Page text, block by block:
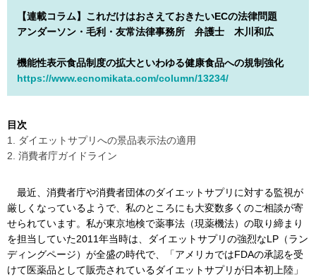
【連載コラム】これだけはおさえておきたいECの法律問題
アンダーソン・毛利・友常法律事務所 弁護士 木川和広
機能性表示食品制度の拡大といわゆる健康食品への規制強化
https://www.ecnomikata.com/column/13234/
目次
1. ダイエットサプリへの景品表示法の適用
2. 消費者庁ガイドライン
最近、消費者庁や消費者団体のダイエットサプリに対する監視が
厳しくなっているようで、私のところにも大変数多くのご相談が寄
せられています。私が東京地検で薬事法（現薬機法）の取り締まり
を担当していた2011年当時は、ダイエットサプリの強烈なLP（ラン
ディングページ）が全盛の時代で、「アメリカではFDAの承認を受
けて医薬品として販売されているダイエットサプリが日本初上陸」